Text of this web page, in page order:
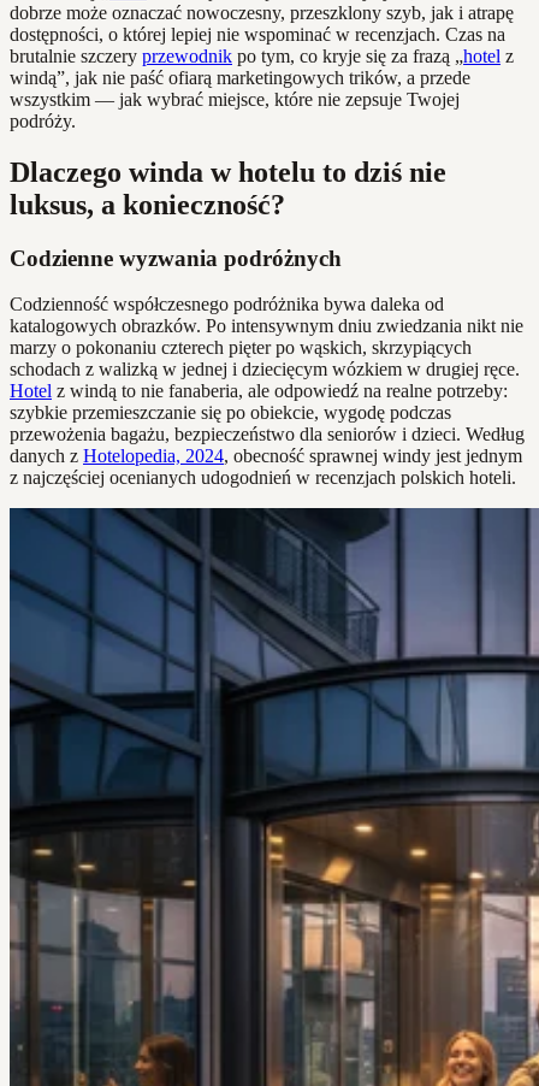
dobrze może oznaczać nowoczesny, przeszklony szyb, jak i atrapę
dostępności, o której lepiej nie wspominać w recenzjach. Czas na
brutalnie szczery przewodnik po tym, co kryje się za frazą „hotel z
windą”, jak nie paść ofiarą marketingowych trików, a przede
wszystkim — jak wybrać miejsce, które nie zepsuje Twojej
podróży.
Dlaczego winda w hotelu to dziś nie
luksus, a konieczność?
Codzienne wyzwania podróżnych
Codzienność współczesnego podróżnika bywa daleka od
katalogowych obrazków. Po intensywnym dniu zwiedzania nikt nie
marzy o pokonaniu czterech pięter po wąskich, skrzypiących
schodach z walizką w jednej i dziecięcym wózkiem w drugiej ręce.
Hotel z windą to nie fanaberia, ale odpowiedź na realne potrzeby:
szybkie przemieszczanie się po obiekcie, wygodę podczas
przewożenia bagażu, bezpieczeństwo dla seniorów i dzieci. Według
danych z Hotelopedia, 2024, obecność sprawnej windy jest jednym
z najczęściej ocenianych udogodnień w recenzjach polskich hoteli.